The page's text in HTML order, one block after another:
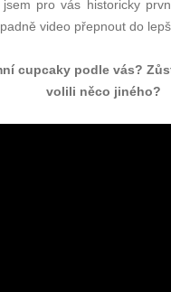
pro vás historicky
video přepnout do
cupcaky podle vás?
volili něco jiného?